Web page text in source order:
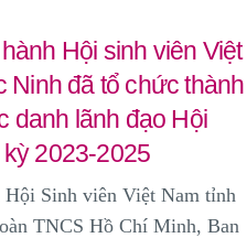
Hội sinh viên Việt
Ninh đã tổ chức thành
danh lãnh đạo Hội
2023-2025
Sinh viên Việt Nam tỉnh
TNCS Hồ Chí Minh, Ban